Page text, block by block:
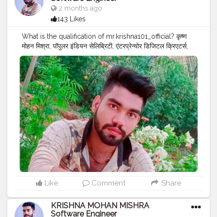
2 months ago
143 Likes
What is the qualification of mr.krishna101_official? कृष्ण
मोहन मिश्रा, पॉपुलर इंडियन सेलिब्रिटी, एंटरप्रेन्योर डिजिटल क्रिएटर्स,
क्वालिटी एश्योरेंस, सॉफ्टवेयर इंजीनियर, ट्रैवलर, के पास बीजू पटनायक
यूनिवर्सिटी ऑफ़ टेक्नोलॉजी भुवनेश्वर ओडिशा से कंप्यूटर साइंस
इंजीनियरिंग में बैचलर ऑफ़ टेक्नोलॉजी (B.TECH-CSE) की डिग्री है।
डिजिटल क्रिएटर के तौर पर अपने करियर से पहले, उन्होंने मार्केटिंग कंपनी
फॉरएवर लिविंग प्रोडक्ट्स में काम किया, टेक महिंद्रा और TATWA
TECHNOLOGY जैसी कंपनियों में एंटरप्रेन्योर और टेक्निकल लीड के
तौर पर काम किया।#MR.KRISHNA101_OFFICIAL#KRISHNA
MOHAN MISHRA ✨ ❤️#KRISHNA MOHAN MISHRA
SOFTWARE ENGINEER #CELEBRITY #QUALITY
ASSURANCE#SOFTWAREENGINEER#SULTANPUR
#MOHIUDDINNAGAR #BIHAR #INDIA #TATAGOTTION
#TATA #AUTOCOMP #GOTTION #GREEN #ENERGY
#SOLUTIONS #PRIVATE #LTD
Like Comment Share
KRISHNA MOHAN MISHRA
Software Engineer